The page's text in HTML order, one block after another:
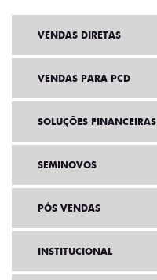
VENDAS DIRETAS
VENDAS PARA PCD
SOLUÇÕES FINANCEIRAS
SEMINOVOS
PÓS VENDAS
INSTITUCIONAL